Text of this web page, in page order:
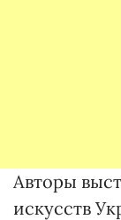
Авторы
искусств